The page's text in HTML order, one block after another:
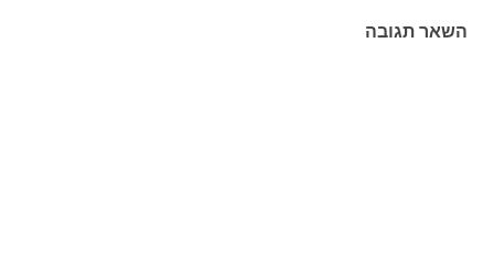
השאר תגובה